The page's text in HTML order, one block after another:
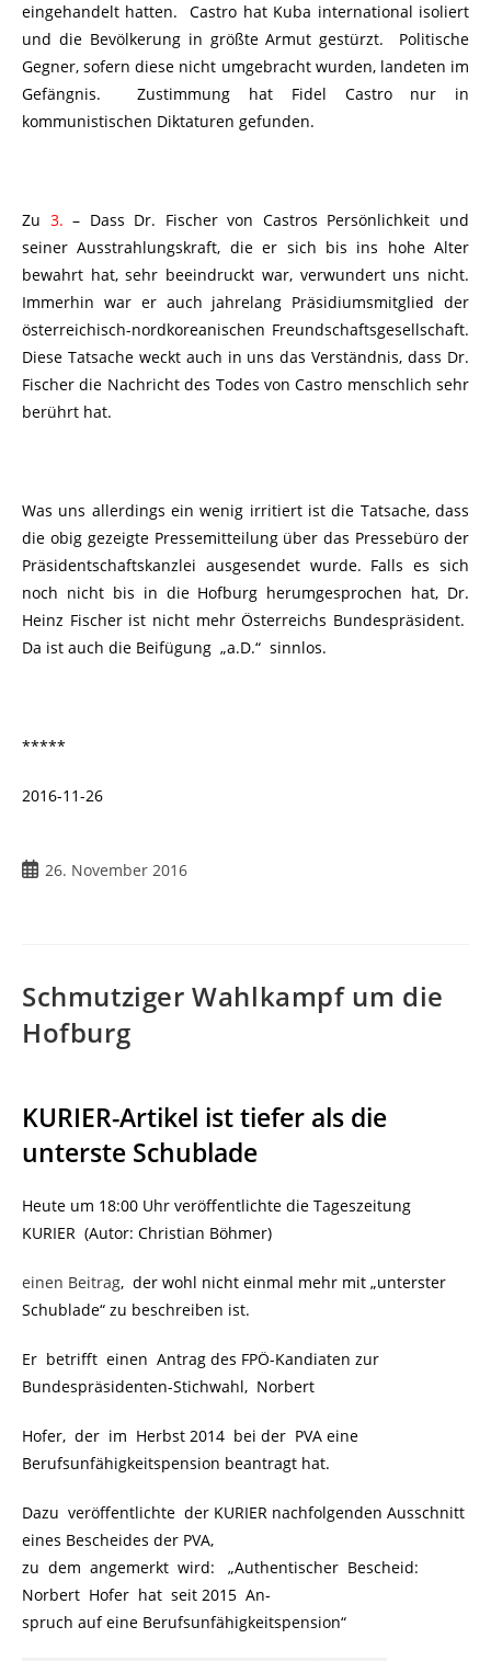
eingehandelt hatten. Castro hat Kuba international isoliert
und die Bevölkerung in größte Armut gestürzt. Politische
Gegner, sofern diese nicht umgebracht wurden, landeten im
Gefängnis. Zustimmung hat Fidel Castro nur in
kommunistischen Diktaturen gefunden.
Zu 3. – Dass Dr. Fischer von Castros Persönlichkeit und
seiner Ausstrahlungskraft, die er sich bis ins hohe Alter
bewahrt hat, sehr beeindruckt war, verwundert uns nicht.
Immerhin war er auch jahrelang Präsidiumsmitglied der
österreichisch-nordkoreanischen Freundschaftsgesellschaft.
Diese Tatsache weckt auch in uns das Verständnis, dass Dr.
Fischer die Nachricht des Todes von Castro menschlich sehr
berührt hat.
Was uns allerdings ein wenig irritiert ist die Tatsache, dass
die obig gezeigte Pressemitteilung über das Pressebüro der
Präsidentschaftskanzlei ausgesendet wurde. Falls es sich
noch nicht bis in die Hofburg herumgesprochen hat, Dr.
Heinz Fischer ist nicht mehr Österreichs Bundespräsident.
Da ist auch die Beifügung „a.D.“ sinnlos.
*****
2016-11-26
26. November 2016
Schmutziger Wahlkampf um die
Hofburg
KURIER-Artikel ist tiefer als die
unterste Schublade
Heute um 18:00 Uhr veröffentlichte die Tageszeitung
KURIER (Autor: Christian Böhmer)
einen Beitrag, der wohl nicht einmal mehr mit „unterster
Schublade“ zu beschreiben ist.
Er betrifft einen Antrag des FPÖ-Kandiaten zur
Bundespräsidenten-Stichwahl, Norbert
Hofer, der im Herbst 2014 bei der PVA eine
Berufsunfähigkeitspension beantragt hat.
Dazu veröffentlichte der KURIER nachfolgenden Ausschnitt
eines Bescheides der PVA,
zu dem angemerkt wird: „Authentischer Bescheid:
Norbert Hofer hat seit 2015 An-
spruch auf eine Berufsunfähigkeitspension“